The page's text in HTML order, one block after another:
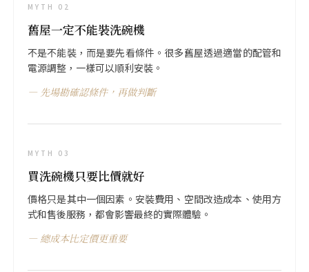
MYTH 02
舊屋一定不能裝洗碗機
不是不能裝，而是要先看條件。很多舊屋透過適當的配管和
電源調整，一樣可以順利安裝。
先場勘確認條件，再做判斷
MYTH 03
買洗碗機只要比價就好
價格只是其中一個因素。安裝費用、空間改造成本、使用方
式和售後服務，都會影響最終的實際體驗。
總成本比定價更重要